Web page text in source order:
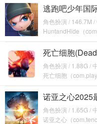
DOTA2类
逃跑吧少年国
角色扮演 / 146.7M /
HuntandHide（
死亡细胞
下载v3.3.15
角色扮演 / 1.88G /
死亡细胞（
诺亚之心2025
角色扮演 / 1.65G /
诺亚之心（